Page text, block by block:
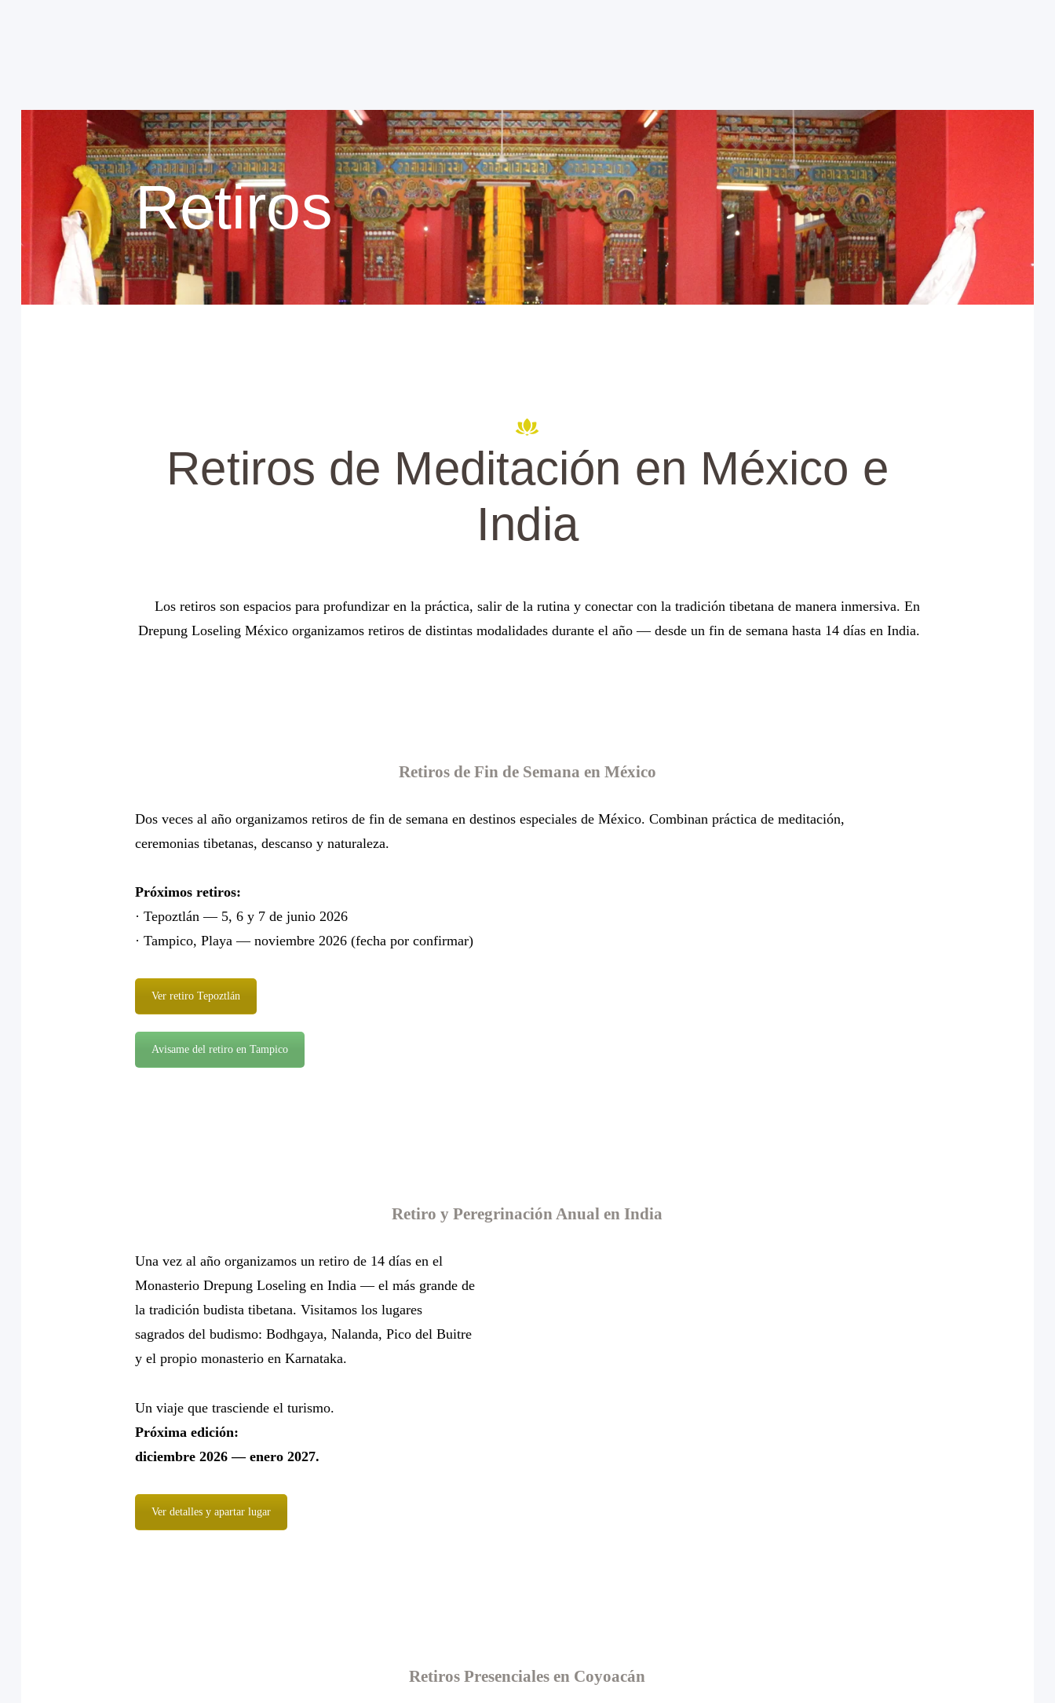
Retiros
Ceremonias
Agenda
Apoya
Contacto
Retiros de Meditación en México e
India
Los retiros son espacios para profundizar en la práctica, salir de la rutina y conectar con la tradición tibetana de manera inmersiva. En
Drepung Loseling México organizamos retiros de distintas modalidades durante el año — desde un fin de semana hasta 14 días en India.
Retiros de Fin de Semana en México
Dos veces al año organizamos retiros de fin de semana en destinos especiales de México. Combinan práctica de meditación,
ceremonias tibetanas, descanso y naturaleza.
Próximos retiros:
· Tepoztlán — 5, 6 y 7 de junio 2026
· Tampico, Playa — noviembre 2026 (fecha por confirmar)
Ver retiro Tepoztlán
Avisame del retiro en Tampico
Retiro y Peregrinación Anual en India
Una vez al año organizamos un retiro de 14 días en el
Monasterio Drepung Loseling en India — el más grande de
la tradición budista tibetana. Visitamos los lugares
sagrados del budismo: Bodhgaya, Nalanda, Pico del Buitre
y el propio monasterio en Karnataka.
Un viaje que trasciende el turismo.
Próxima edición:
diciembre 2026 — enero 2027.
Ver detalles y apartar lugar
Retiros Presenciales en Coyoacán